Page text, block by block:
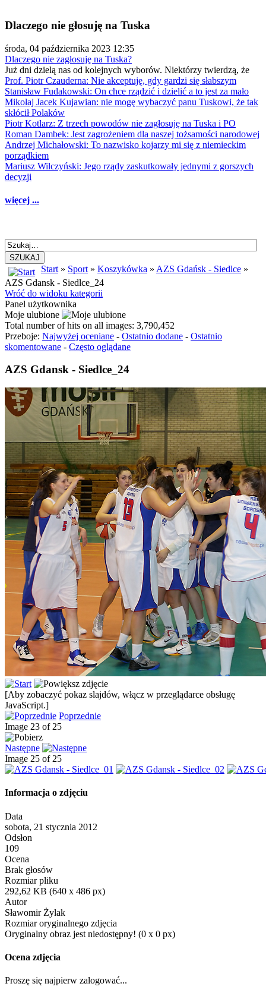
Dlaczego nie głosuję na Tuska
środa, 04 października 2023 12:35
Dlaczego nie zagłosuję na Tuska?
Już dni dzielą nas od kolejnych wyborów. Niektórzy twierdzą, że
Prof. Piotr Czauderna: Nie akceptuję, gdy gardzi się słabszym
Stanisław Fudakowski: On chce rządzić i dzielić a to jest za mało
Mikołaj Jacek Kujawian: nie mogę wybaczyć panu Tuskowi, że tak
skłócił Polaków
Piotr Kotlarz: Z trzech powodów nie zagłosuję na Tuska i PO
Roman Dambek: Jest zagrożeniem dla naszej tożsamości narodowej
Andrzej Michałowski: To nazwisko kojarzy mi się z niemieckim
porządkiem
Mariusz Wilczyński: Jego rządy zaskutkowały jednymi z gorszych
decyzji
więcej ...
SZUKAJ
Start » Sport » Koszykówka » AZS Gdańsk - Siedlce »
AZS Gdansk - Siedlce_24
Wróć do widoku kategorii
Panel użytkownika
Moje ulubione
Total number of hits on all images: 3,790,452
Przeboje: Najwyżej oceniane - Ostatnio dodane - Ostatnio
skomentowane - Często oglądane
AZS Gdansk - Siedlce_24
[Aby zobaczyć pokaz slajdów, włącz w przeglądarce obsługę
JavaScript.]
Poprzednie
Image 23 of 25
Następne
Image 25 of 25
Informacja o zdjęciu
Data
sobota, 21 stycznia 2012
Odsłon
109
Ocena
Brak głosów
Rozmiar pliku
292,62 KB (640 x 486 px)
Autor
Sławomir Żylak
Rozmiar oryginalnego zdjęcia
Oryginalny obraz jest niedostępny! (0 x 0 px)
Ocena zdjęcia
Proszę się najpierw zalogować...